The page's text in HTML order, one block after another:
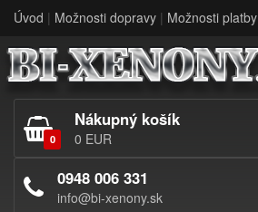
Úvod | Možnosti dopravy | Možnosti platby
0
Nákupný košík
0 EUR
0948 006 331
info@bi-xenony.sk